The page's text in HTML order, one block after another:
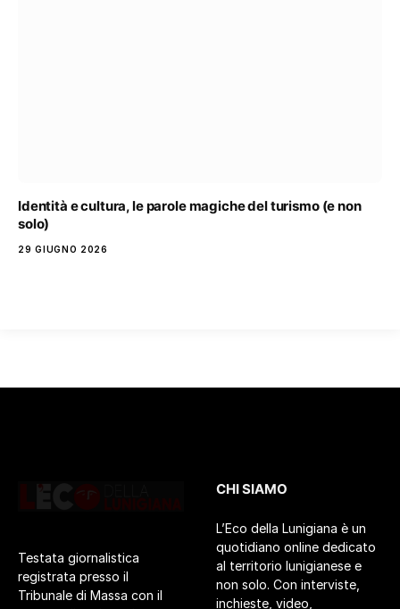
Identità e cultura, le parole magiche del turismo (e non
solo)
29 GIUGNO 2026
Testata giornalistica
registrata presso il
Tribunale di Massa con il
CHI SIAMO
L’Eco della Lunigiana è un
quotidiano online dedicato
al territorio lunigianese e
non solo. Con interviste,
inchieste, video,